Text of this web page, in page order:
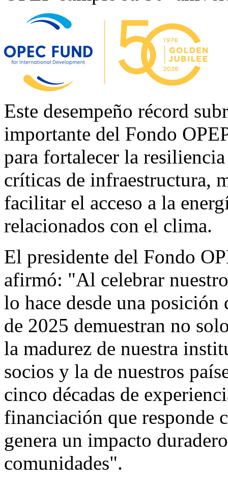
Este desempeño récord
importante del Fondo
para fortalecer la
críticas de infraestructura,
facilitar el acceso a la
relacionados con el clima.
El presidente del Fondo
afirmó: "Al celebrar
lo hace desde una
de 2025 demuestran no
la madurez de nuestra
socios y la de nuestros
cinco décadas de
financiación que responde
genera un impacto
comunidades".